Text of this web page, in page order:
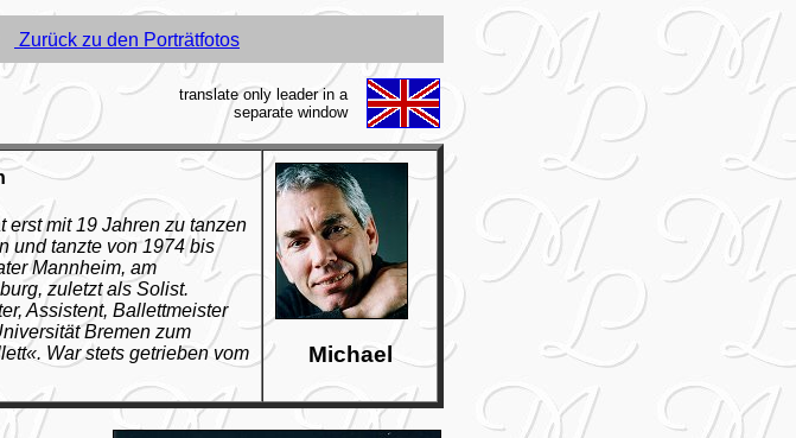
Zurück zu den Porträtfotos
translate only leader in a
separate window
erst mit 19 Jahren zu tanzen
und tanzte von 1974 bis
Mannheim, am
zuletzt als Solist.
Assistent, Ballettmeister
Bremen zum
War stets getrieben vom
Michael